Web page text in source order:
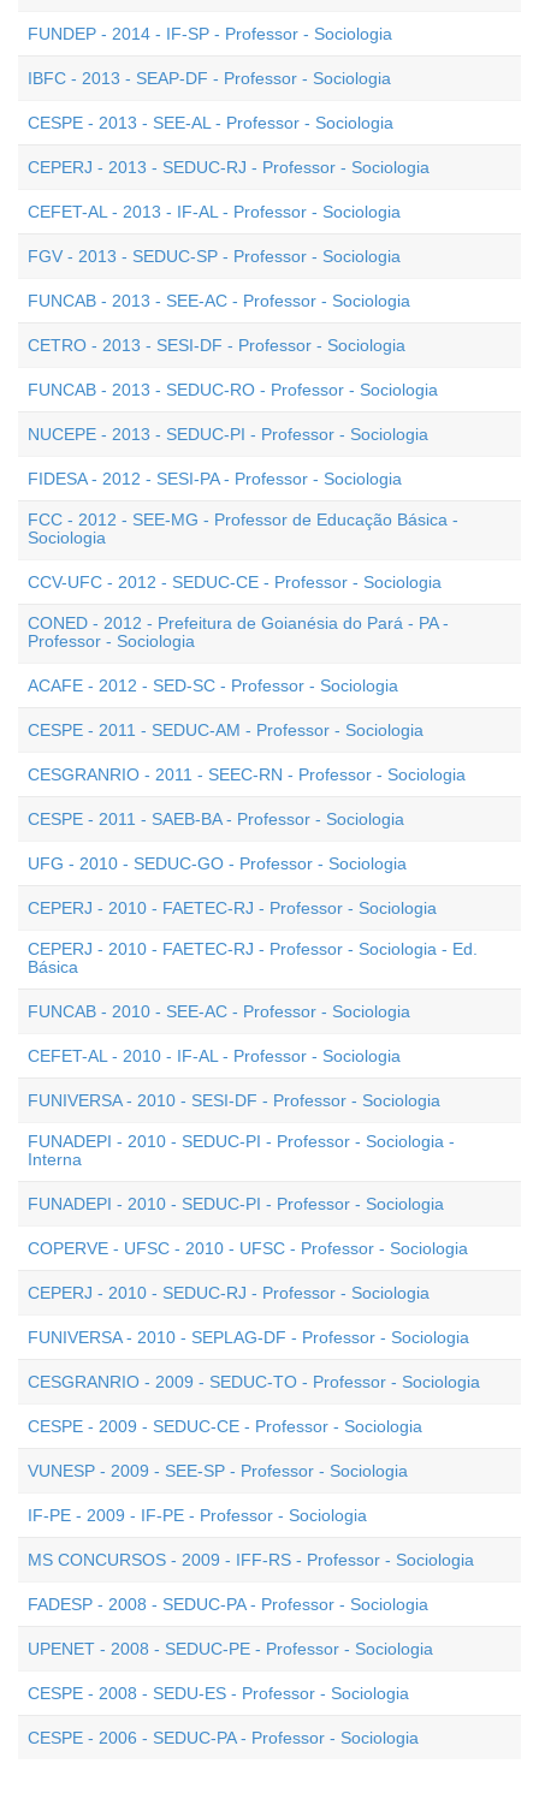
FUNDEP - 2014 - IF-SP - Professor - Sociologia
IBFC - 2013 - SEAP-DF - Professor - Sociologia
CESPE - 2013 - SEE-AL - Professor - Sociologia
CEPERJ - 2013 - SEDUC-RJ - Professor - Sociologia
CEFET-AL - 2013 - IF-AL - Professor - Sociologia
FGV - 2013 - SEDUC-SP - Professor - Sociologia
FUNCAB - 2013 - SEE-AC - Professor - Sociologia
CETRO - 2013 - SESI-DF - Professor - Sociologia
FUNCAB - 2013 - SEDUC-RO - Professor - Sociologia
NUCEPE - 2013 - SEDUC-PI - Professor - Sociologia
FIDESA - 2012 - SESI-PA - Professor - Sociologia
FCC - 2012 - SEE-MG - Professor de Educação Básica -
Sociologia
CCV-UFC - 2012 - SEDUC-CE - Professor - Sociologia
CONED - 2012 - Prefeitura de Goianésia do Pará - PA -
Professor - Sociologia
ACAFE - 2012 - SED-SC - Professor - Sociologia
CESPE - 2011 - SEDUC-AM - Professor - Sociologia
CESGRANRIO - 2011 - SEEC-RN - Professor - Sociologia
CESPE - 2011 - SAEB-BA - Professor - Sociologia
UFG - 2010 - SEDUC-GO - Professor - Sociologia
CEPERJ - 2010 - FAETEC-RJ - Professor - Sociologia
CEPERJ - 2010 - FAETEC-RJ - Professor - Sociologia - Ed.
Básica
FUNCAB - 2010 - SEE-AC - Professor - Sociologia
CEFET-AL - 2010 - IF-AL - Professor - Sociologia
FUNIVERSA - 2010 - SESI-DF - Professor - Sociologia
FUNADEPI - 2010 - SEDUC-PI - Professor - Sociologia -
Interna
FUNADEPI - 2010 - SEDUC-PI - Professor - Sociologia
COPERVE - UFSC - 2010 - UFSC - Professor - Sociologia
CEPERJ - 2010 - SEDUC-RJ - Professor - Sociologia
FUNIVERSA - 2010 - SEPLAG-DF - Professor - Sociologia
CESGRANRIO - 2009 - SEDUC-TO - Professor - Sociologia
CESPE - 2009 - SEDUC-CE - Professor - Sociologia
VUNESP - 2009 - SEE-SP - Professor - Sociologia
IF-PE - 2009 - IF-PE - Professor - Sociologia
MS CONCURSOS - 2009 - IFF-RS - Professor - Sociologia
FADESP - 2008 - SEDUC-PA - Professor - Sociologia
UPENET - 2008 - SEDUC-PE - Professor - Sociologia
CESPE - 2008 - SEDU-ES - Professor - Sociologia
CESPE - 2006 - SEDUC-PA - Professor - Sociologia